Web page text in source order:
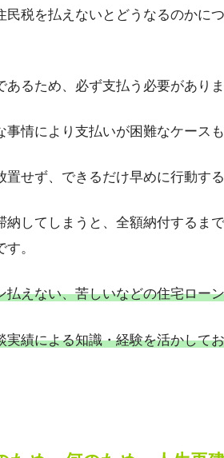
民税を払えないとどうなるのかに
るため、必ず支払う必要がありま
事情により支払いが困難なケースも
置せず、できるだけ早めに行動す
納してしまうと、全額納付するま
。
払えない、苦しいなどの住宅ロー
実績による知識・経験を活かして